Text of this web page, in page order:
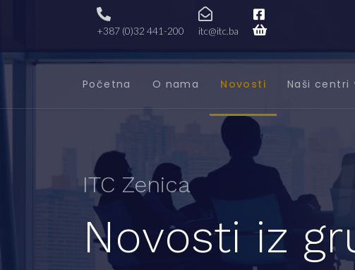
+387 (0)32 441-200 itc@itc.ba
Početna O nama Novosti Naši centri
ITC Zenica
Novosti iz